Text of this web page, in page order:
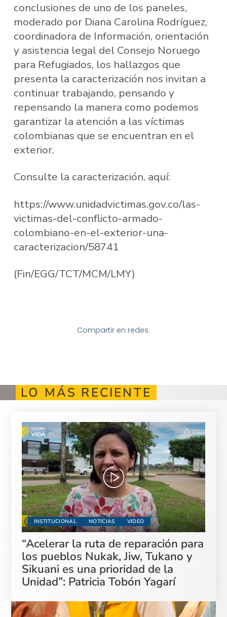
conclusiones de uno de los paneles,
moderado por Diana Carolina Rodríguez,
coordinadora de Información, orientación
y asistencia legal del Consejo Noruego
para Refugiados, los hallazgos que
presenta la caracterización nos invitan a
continuar trabajando, pensando y
repensando la manera como podemos
garantizar la atención a las víctimas
colombianas que se encuentran en el
exterior.
Consulte la caracterización, aquí:
https://www.unidadvictimas.gov.co/las-
victimas-del-conflicto-armado-
colombiano-en-el-exterior-una-
caracterizacion/58741
(Fin/EGG/TCT/MCM/LMY)
Compartir en redes:
LO MÁS RECIENTE
INSTITUCIONAL NOTICIAS VIDEO
“Acelerar la ruta de reparación para
los pueblos Nukak, Jiw, Tukano y
Sikuani es una prioridad de la
Unidad”: Patricia Tobón Yagarí